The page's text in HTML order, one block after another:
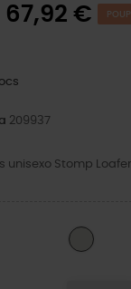
67,92 €
209937
unisexo Stomp
Linen